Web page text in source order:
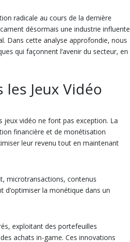
radicale au cours de la dernière
désormais une industrie influente
Dans cette analyse approfondie, nous
qui façonnent l’avenir du secteur, en
Jeux Vidéo
jeux vidéo ne font pas exception. La
financière et de monétisation
leur revenu tout en maintenant
microtransactions, contenus
la monétique dans un
exploitant des portefeuilles
achats in-game. Ces innovations